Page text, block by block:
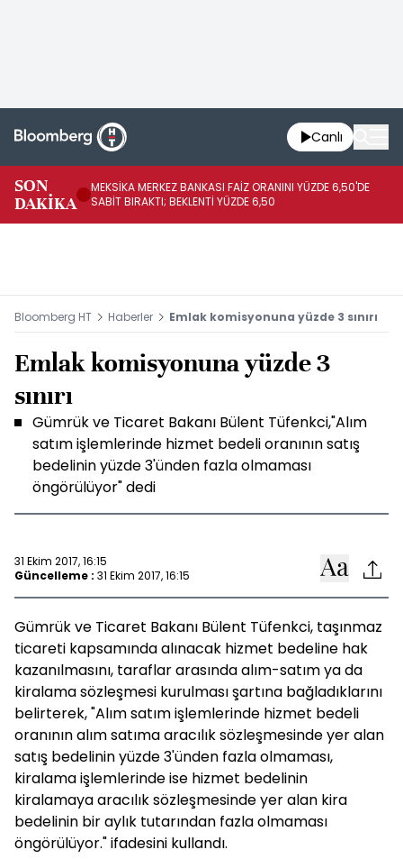
Canlı
SON
DAKİKA
MEKSİKA MERKEZ BANKASI FAİZ ORANINI YÜZDE 6,50'DE
SABİT BIRAKTI; BEKLENTİ YÜZDE 6,50
Bloomberg HT Haberler Emlak komisyonuna yüzde 3 sınırı
Emlak komisyonuna yüzde 3
sınırı
Gümrük ve Ticaret Bakanı Bülent Tüfenkci,"Alım
satım işlemlerinde hizmet bedeli oranının satış
bedelinin yüzde 3'ünden fazla olmaması
öngörülüyor" dedi
31 Ekim 2017, 16:15
Güncelleme : 31 Ekim 2017, 16:15
Gümrük ve Ticaret Bakanı Bülent Tüfenkci, taşınmaz
ticareti kapsamında alınacak hizmet bedeline hak
kazanılmasını, taraflar arasında alım-satım ya da
kiralama sözleşmesi kurulması şartına bağladıklarını
belirterek, "Alım satım işlemlerinde hizmet bedeli
oranının alım satıma aracılık sözleşmesinde yer alan
satış bedelinin yüzde 3'ünden fazla olmaması,
kiralama işlemlerinde ise hizmet bedelinin
kiralamaya aracılık sözleşmesinde yer alan kira
bedelinin bir aylık tutarından fazla olmaması
öngörülüyor." ifadesini kullandı.